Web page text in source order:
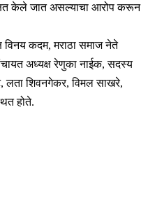
केले जात असल्याचा आरोप करून
विनय कदम, मराठा समाज नेते
अध्यक्ष रेणुका नाईक, सदस्य
शिवनगेकर, विमल साखरे,
होते.